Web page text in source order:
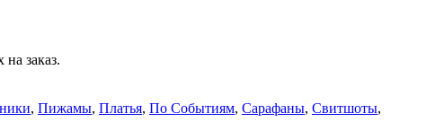
заказ.
, Пижамы, Платья, По Событиям, Сарафаны, Свитшоты,